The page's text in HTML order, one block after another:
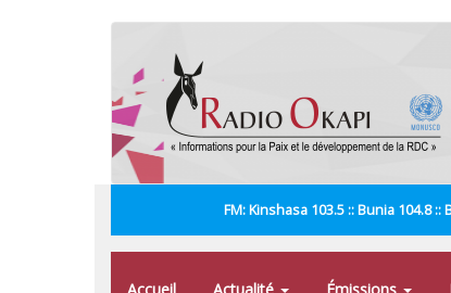
FM: Kinshasa 103.5 :: Bunia 104.8